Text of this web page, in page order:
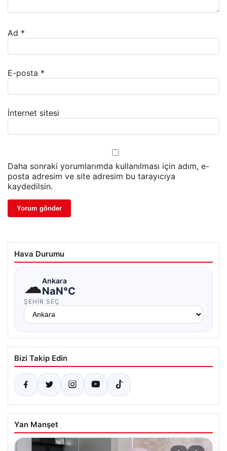
Ad *
E-posta *
İnternet sitesi
Daha sonraki yorumlarımda kullanılması için adım, e-
posta adresim ve site adresim bu tarayıcıya
kaydedilsin.
Hava Durumu
☁Ankara
NaN°C
ŞEHIR SEÇ
Bizi Takip Edin
Yan Manşet